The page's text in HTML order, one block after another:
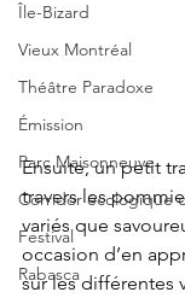
Île-Bizard
Vieux Montréal
Théâtre Paradoxe
Émission
Parc Maisonneuve
Corridor écologique
Festival
Rabasca
Ensuite, un petit
travers les
variés que
occasion d’en
sur les différentes